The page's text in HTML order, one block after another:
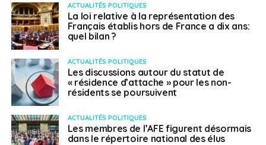
ACTUALITÉS POLITIQUES
La loi relative à la représentation des
Français établis hors de France a dix ans:
quel bilan ?
ACTUALITÉS POLITIQUES
Les discussions autour du statut de
« résidence d’attache » pour les non-
résidents se poursuivent
ACTUALITÉS POLITIQUES
Les membres de l’AFE figurent désormais
dans le répertoire national des élus